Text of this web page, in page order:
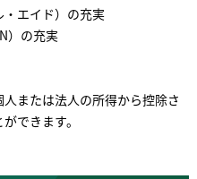
エイド）の充実
）の充実
または法人の所得から控除さ
できます。